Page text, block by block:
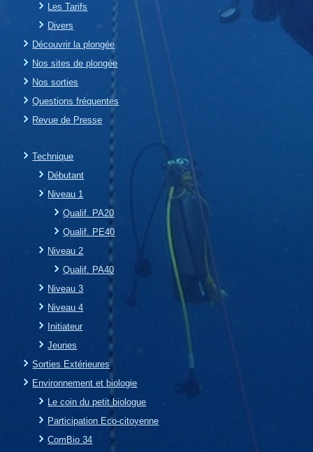
Les Tarifs
Divers
Découvrir la plongée
Nos sites de plongée
Nos sorties
Questions fréquentes
Revue de Presse
Technique
Débutant
Niveau 1
Qualif. PA20
Qualif. PE40
Niveau 2
Qualif. PA40
Niveau 3
Niveau 4
Initiateur
Jeunes
Sorties Extérieures
Environnement et biologie
Le coin du petit biologue
Participation Eco-citoyenne
ComBio 34